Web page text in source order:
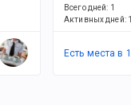
Всего дней: 1
Активных дней: 1
Есть места в 1